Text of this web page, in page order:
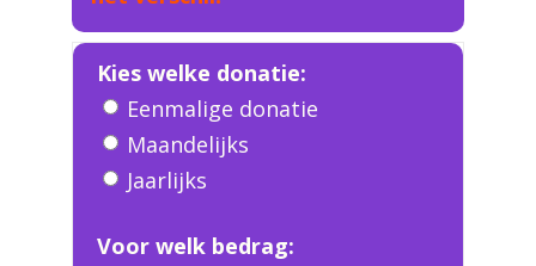
Kies welke donatie:
Eenmalige donatie
Maandelijks
Jaarlijks
Voor welk bedrag: